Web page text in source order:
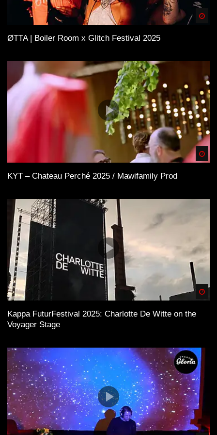
ØTTA | Boiler Room x Glitch Festival 2025
KYT – Chateau Perché 2025 / Mawifamily Prod
Kappa FuturFestival 2025: Charlotte De Witte on the
Voyager Stage